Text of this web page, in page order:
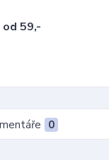
od 59,-
0